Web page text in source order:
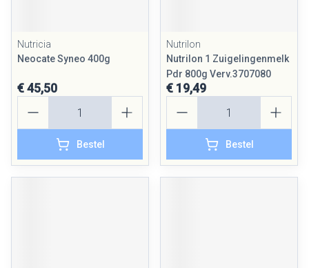
Nutricia
Neocate Syneo 400g
€ 45,50
Bestel
Nutrilon
Nutrilon 1 Zuigelingenmelk
Pdr 800g Verv.3707080
€ 19,49
Bestel